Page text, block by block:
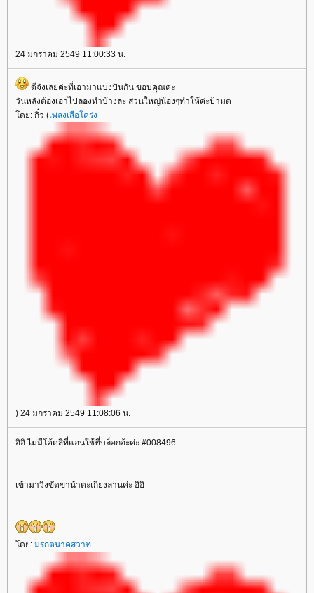
24 มกราคม 2549 11:00:33 น.
ดีจังเลยค่ะที่เอามาแบ่งปันกัน ขอบคุณค่ะ
วันหลังต้องเอาไปลองทำบ้างละ ส่วนใหญ่น้องๆทำให้ค่ะป้ามด
ดย: กิ๋ว (เพลงเสือโคร่ง
) 24 มกราคม 2549 11:08:06 น.
อิอิ ไม่มีโค้ดสีที่แอนใช้ที่บล็อกอ้ะค่ะ #008496
เข้ามาวิ่งขัดขาน้าตะเกียงลานค่ะ อิอิ
ดย: มรกตนาคสวาท